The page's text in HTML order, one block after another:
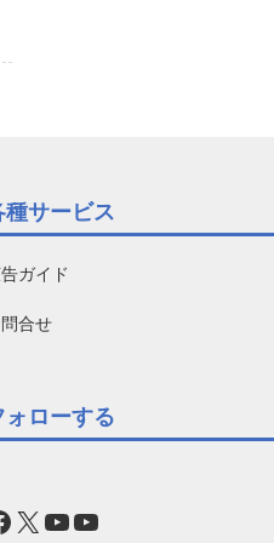
サービス
ガイド
合せ
ローする
X YouTube
YouTube